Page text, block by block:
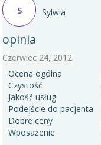
opinia
Czerwiec 24, 2012
Ocena ogólna
Czystość
Jakość usług
Podejście do pacjenta
Dobre ceny
Wposażenie
S Sylwia